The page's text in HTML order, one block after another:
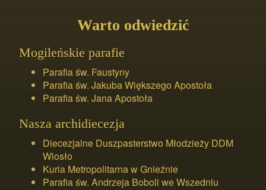
Warto odwiedzić
Mogileńskie parafie
Parafia św. Faustyny
Parafia św. Jakuba Większego Apostoła
Parafia św. Jana Apostoła
Nasza archidiecezja
Diecezjalne Duszpasterstwo Młodzieży DDM
Wiosło
Kuria Metropolitarna w Gnieźnie
Parafia św. Andrzeja Boboli we Wszedniu